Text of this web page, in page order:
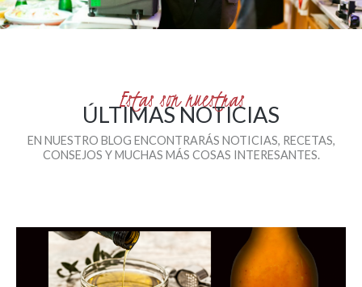
Estas son nuestras
ÚLTIMAS NOTICIAS
EN NUESTRO BLOG ENCONTRARÁS NOTICIAS, RECETAS,
CONSEJOS Y MUCHAS MÁS COSAS INTERESANTES.